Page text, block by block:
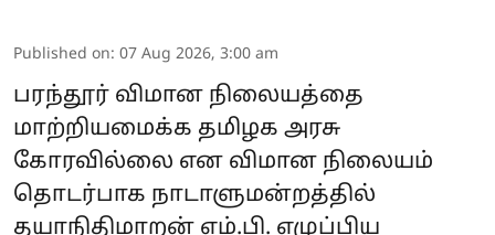
Published on: 07 Aug 2026, 3:00 am
பரந்தூர் விமான நிலையத்தை
மாற்றியமைக்க தமிழக அரசு
கோரவில்லை என விமான நிலையம்
தொடர்பாக நாடாளுமன்றத்தில்
தயாநிதிமாறன் எம்.பி. எழுப்பிய